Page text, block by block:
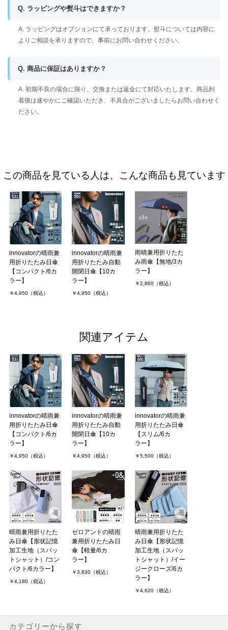
Q. ラッピングや熨斗はできますか？
A. ラッピングはオプションにて承っております。熨斗については内容に
よりご相談を承りますので、事前にお問い合わせください。
Q. 商品に保証はありますか？
A. 初期不良の場合に限り、交換または返金にて対応いたします。商品到
着後は速やかにご確認いただき、不具合がございましたらお問い合わせく
ださい。
この商品を見ている人は、こんな商品も見ています
innovatorの晴雨兼
用折りたたみ日傘
【コンパクト/6カ
ラー】
￥4,950（税込）
innovatorの晴雨兼
用折りたたみ自動
開閉日傘【10カ
ラー】
￥4,950（税込）
雨晴兼用折りたた
み雨傘【無地/3カ
ラー】
￥2,860（税込）
関連アイテム
innovatorの晴雨兼
用折りたたみ日傘
【コンパクト/6カ
ラー】
￥4,950（税込）
innovatorの晴雨兼
用折りたたみ自動
開閉日傘【10カ
ラー】
￥4,950（税込）
innovatorの晴雨兼
用折りたたみ日傘
【スリム/6カ
ラー】
￥5,500（税込）
晴雨兼用折りたた
み日傘【形状記憶
加工生地（スパッ
トシャット）/コン
パクト/6カラー】
￥4,180（税込）
ゼロアンドの晴雨
兼用折りたたみ日
傘【軽量/6カ
ラー】
￥3,630（税込）
晴雨兼用折りたた
み日傘【形状記憶
加工生地（スパッ
トシャット）/イー
ジークローズ/6カ
ラー】
￥4,620（税込）
カテゴリーから探す